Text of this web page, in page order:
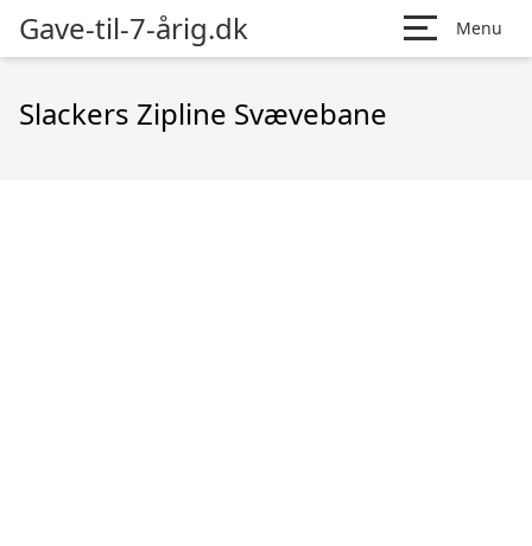
Gave-til-7-årig.dk Menu
Slackers Zipline Svævebane